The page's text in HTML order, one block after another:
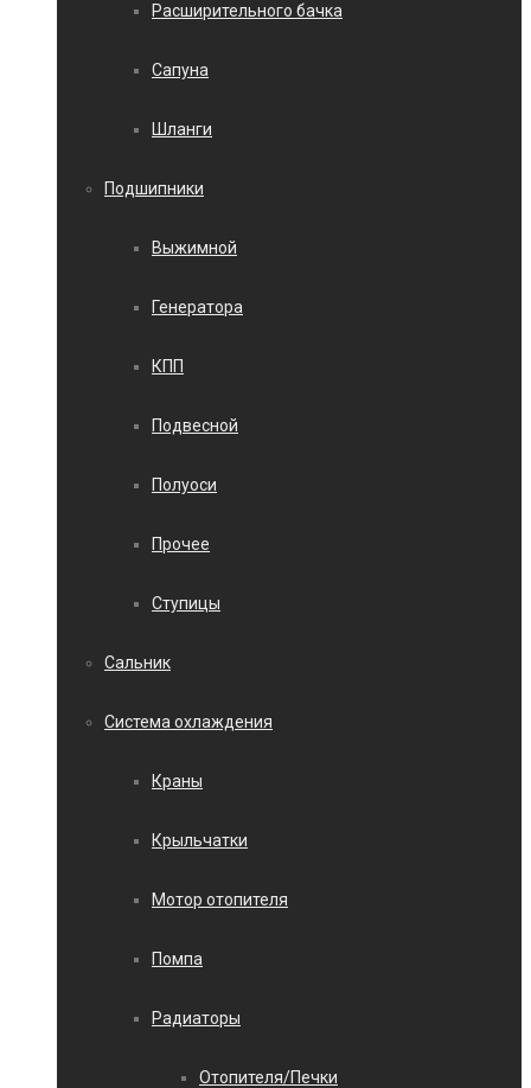
Расширительного бачка
Сапуна
Шланги
Подшипники
Выжимной
Генератора
КПП
Подвесной
Полуоси
Прочее
Ступицы
Сальник
Система охлаждения
Краны
Крыльчатки
Мотор отопителя
Помпа
Радиаторы
Отопителя/Печки